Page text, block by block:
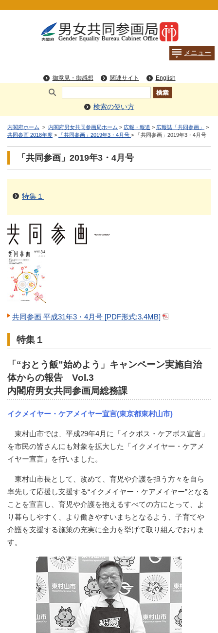
検索の使い方
内閣府ホーム > 内閣府男女共同参画局ホーム > 広報・報道 > 広報誌「共同参画」
>
共同参画 2018年度 > 「共同参画」2019年3・4月号 > 「共同参画」2019年3・4月号
「共同参画」2019年3・4月号
特集１
共同参画 平成31年3・4月号 [PDF形式:3.4MB]
特集１
「“おとう飯”始めよう」キャンペーン実施自治
体からの報告 Vol.3
内閣府男女共同参画局総務課
イクメイヤー・ケアメイヤー宣言(東京都東村山市)
東村山市では、平成29年4月に「イクボス・ケアボス宣言」
を市民の皆さんにも対象を拡大した「イクメイヤー・ケアメ
イヤー宣言」を行いました。
東村山市長として、改めて、育児や介護を担う方々を自ら
率先して応援し支援する“イクメイヤー・ケアメイヤー”となる
ことを宣言し、育児や介護を抱えるすべての方にとって、よ
り暮らしやすく、より働きやすいまちとなるよう、子育てや
介護を支援する施策の充実に全力を挙げて取り組んでおりま
す。